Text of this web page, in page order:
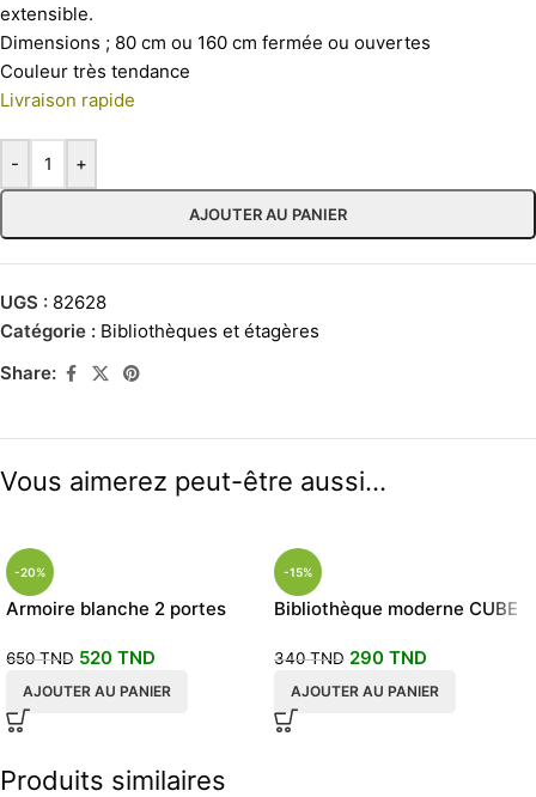
extensible.
Dimensions ; 80 cm ou 160 cm fermée ou ouvertes
Couleur très tendance
Livraison rapide
- +
AJOUTER AU PANIER
UGS : 82628
Catégorie : Bibliothèques et étagères
Share:
Vous aimerez peut-être aussi…
-20%
Armoire blanche 2 portes
650TND 520 TND
AJOUTER AU PANIER
-15%
Bibliothèque moderne CUBE
340TND 290 TND
AJOUTER AU PANIER
Produits similaires